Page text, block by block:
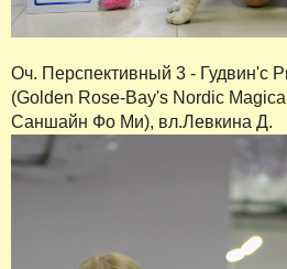
Оч. Перспективный 3 - Гудвин'c
(Golden Rose-Bay's Nordic
Саншайн Фо Ми), вл.Левкина Д.